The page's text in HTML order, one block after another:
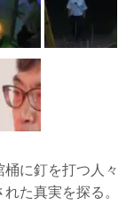
に釘を打つ人々
た真実を探る。